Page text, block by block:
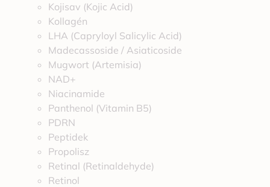
Kojisav (Kojic Acid)
Kollagén
LHA (Capryloyl Salicylic Acid)
Madecassoside / Asiaticoside
Mugwort (Artemisia)
NAD+
Niacinamide
Panthenol (Vitamin B5)
PDRN
Peptidek
Propolisz
Retinal (Retinaldehyde)
Retinol